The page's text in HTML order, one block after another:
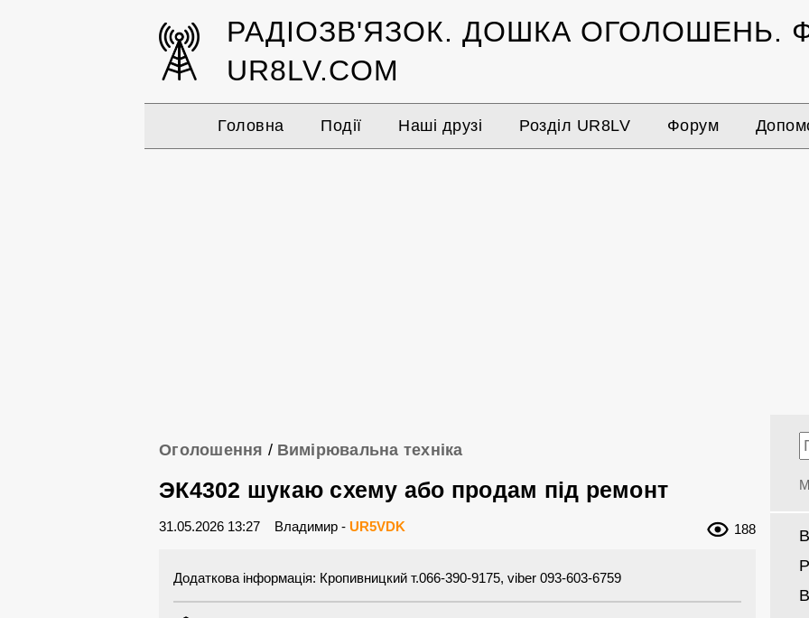
РАДІОЗВ'ЯЗОК. ДОШКА ОГОЛОШЕНЬ.
UR8LV.COM
Головна Події Наші друзі Розділ UR8LV Форум
Оголошення / Вимірювальна техніка
ЭК4302 шукаю схему або продам під ремонт
31.05.2026 13:27 Владимир - UR5VDK 188
Додаткова інформація: Кропивницкий т.066-390-9175, viber 093-603-6759